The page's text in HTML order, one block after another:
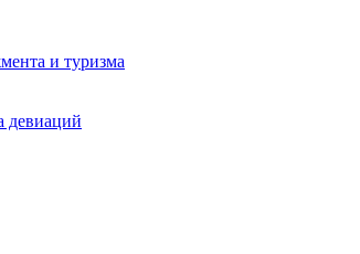
и туризма
девиаций